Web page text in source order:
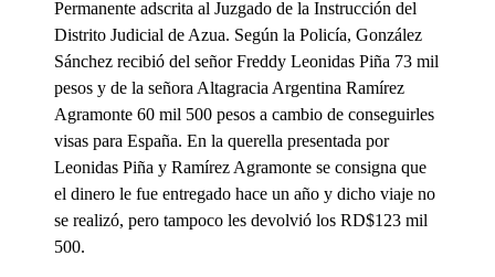
Permanente adscrita al Juzgado de la Instrucción del
Distrito Judicial de Azua. Según la Policía, González
Sánchez recibió del señor Freddy Leonidas Piña 73 mil
pesos y de la señora Altagracia Argentina Ramírez
Agramonte 60 mil 500 pesos a cambio de conseguirles
visas para España. En la querella presentada por
Leonidas Piña y Ramírez Agramonte se consigna que
el dinero le fue entregado hace un año y dicho viaje no
se realizó, pero tampoco les devolvió los RD$123 mil
500.